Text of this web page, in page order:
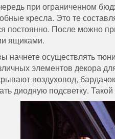
при ограниченном
кресла. Это те
постоянно. После можно
ящиками.
начнете осуществлять
элементов декора
воздуховод,
диодную подсветку.